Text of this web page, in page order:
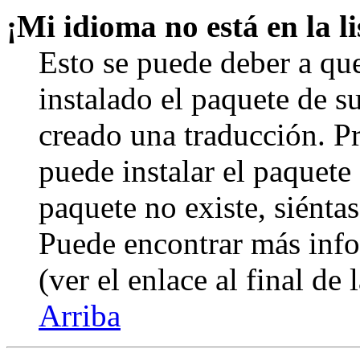
¡Mi idioma no está en la
Esto se puede deber a
instalado el paquete de
creado una traducción.
puede instalar el
paquete no existe,
Puede encontrar más
(ver el enlace al final de
Arriba